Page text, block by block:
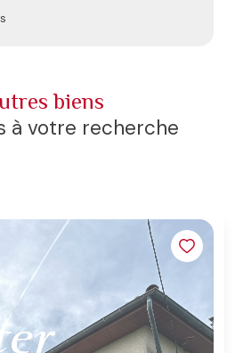
biens
à votre recherche